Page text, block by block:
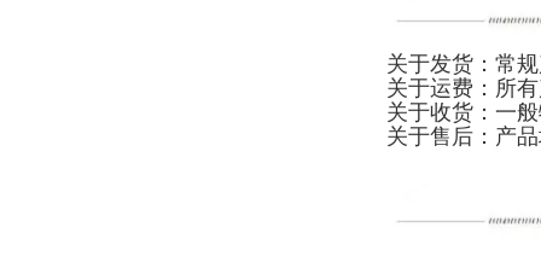
关于发货：常
关于运费：所
关于收货：一
关于售后： 产